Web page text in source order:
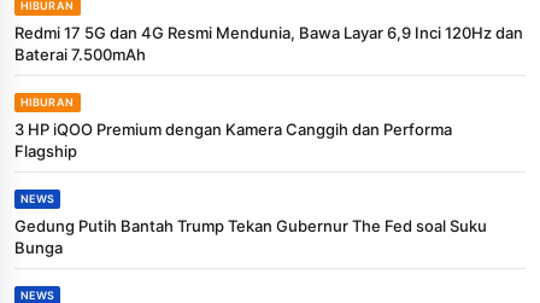
HIBURAN
Redmi 17 5G dan 4G Resmi Mendunia, Bawa Layar 6,9 Inci 120Hz dan
Baterai 7.500mAh
HIBURAN
3 HP iQOO Premium dengan Kamera Canggih dan Performa
Flagship
NEWS
Gedung Putih Bantah Trump Tekan Gubernur The Fed soal Suku
Bunga
NEWS